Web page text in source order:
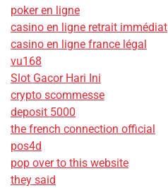
poker en ligne
casino en ligne retrait immédiat
casino en ligne france légal
vu168
Slot Gacor Hari Ini
crypto scommesse
deposit 5000
the french connection official
pos4d
pop over to this website
they said